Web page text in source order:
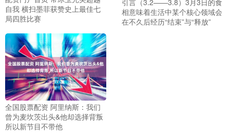
自我 横扫墨菲获赞史上最佳七
局四胜比赛
相意味着生活中某个核心领域会
在不久后经历“结束”与“释放”
全国股票配资 阿里纳斯：我们
曾为麦坎茨出头&他却选择背叛
所以新节目不带他